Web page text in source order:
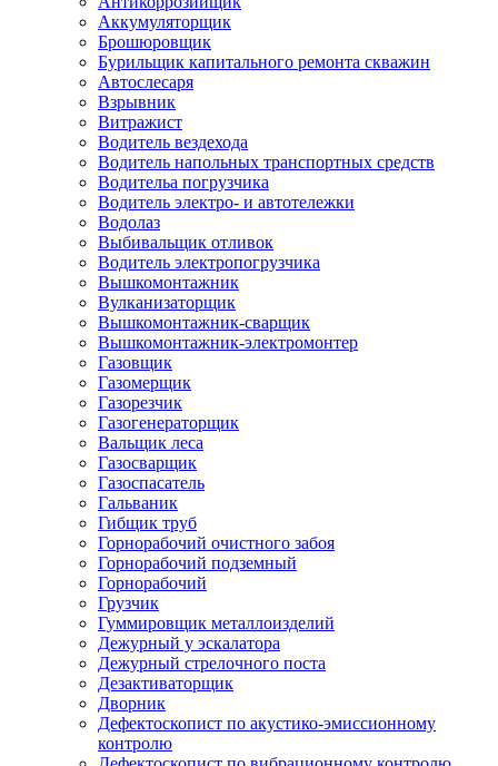
Аккумуляторщик
Брошюровщик
Бурильщик капитального ремонта скважин
Автослесаря
Взрывник
Витражист
Водитель вездехода
Водитель напольных транспортных средств
Водительа погрузчика
Водитель электро- и автотележки
Водолаз
Выбивальщик отливок
Водитель электропогрузчика
Вышкомонтажник
Вулканизаторщик
Вышкомонтажник-сварщик
Вышкомонтажник-электромонтер
Газовщик
Газомерщик
Газорезчик
Газогенераторщик
Вальщик леса
Газосварщик
Газоспасатель
Гальваник
Гибщик труб
Горнорабочий очистного забоя
Горнорабочий подземный
Горнорабочий
Грузчик
Гуммировщик металлоизделий
Дежурный у эскалатора
Дежурный стрелочного поста
Дезактиваторщик
Дворник
Дефектоскопист по акустико-эмиссионному
контролю